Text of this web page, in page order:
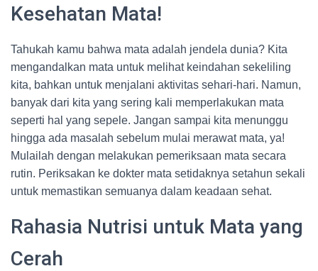
Kesehatan Mata!
Tahukah kamu bahwa mata adalah jendela dunia? Kita
mengandalkan mata untuk melihat keindahan sekeliling
kita, bahkan untuk menjalani aktivitas sehari-hari. Namun,
banyak dari kita yang sering kali memperlakukan mata
seperti hal yang sepele. Jangan sampai kita menunggu
hingga ada masalah sebelum mulai merawat mata, ya!
Mulailah dengan melakukan pemeriksaan mata secara
rutin. Periksakan ke dokter mata setidaknya setahun sekali
untuk memastikan semuanya dalam keadaan sehat.
Rahasia Nutrisi untuk Mata yang
Cerah